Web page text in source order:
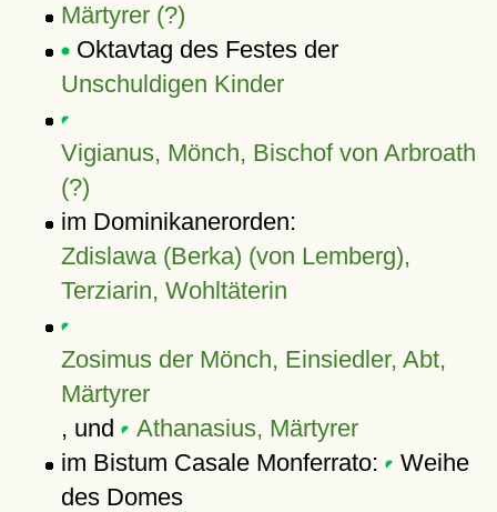
Märtyrer (?)
Oktavtag des Festes der
Unschuldigen Kinder
Vigianus, Mönch, Bischof von Arbroath
(?)
im Dominikanerorden:
Zdislawa (Berka) (von Lemberg),
Terziarin, Wohltäterin
Zosimus der Mönch, Einsiedler, Abt,
Märtyrer
, und
Athanasius, Märtyrer
im Bistum Casale Monferrato:
Weihe
des Domes